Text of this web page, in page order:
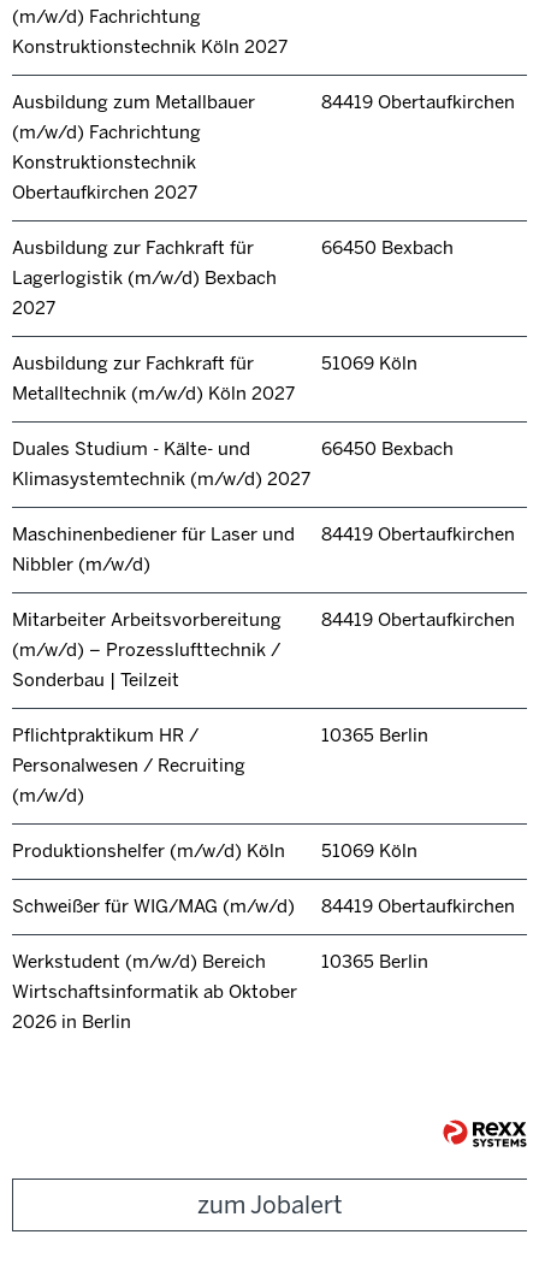
(m/w/d) Fachrichtung
Konstruktionstechnik Köln 2027
Ausbildung zum Metallbauer
(m/w/d) Fachrichtung
Konstruktionstechnik
Obertaufkirchen 2027
84419 Obertaufkirchen
Ausbildung zur Fachkraft für
Lagerlogistik (m/w/d) Bexbach
2027
66450 Bexbach
Ausbildung zur Fachkraft für
Metalltechnik (m/w/d) Köln 2027
51069 Köln
Duales Studium - Kälte- und
Klimasystemtechnik (m/w/d) 2027
66450 Bexbach
Maschinenbediener für Laser und
Nibbler (m/w/d)
84419 Obertaufkirchen
Mitarbeiter Arbeitsvorbereitung
(m/w/d) – Prozesslufttechnik /
Sonderbau | Teilzeit
84419 Obertaufkirchen
Pflichtpraktikum HR /
Personalwesen / Recruiting
(m/w/d)
10365 Berlin
Produktionshelfer (m/w/d) Köln 51069 Köln
Schweißer für WIG/MAG (m/w/d) 84419 Obertaufkirchen
Werkstudent (m/w/d) Bereich
Wirtschaftsinformatik ab Oktober
2026 in Berlin
10365 Berlin
zum Jobalert